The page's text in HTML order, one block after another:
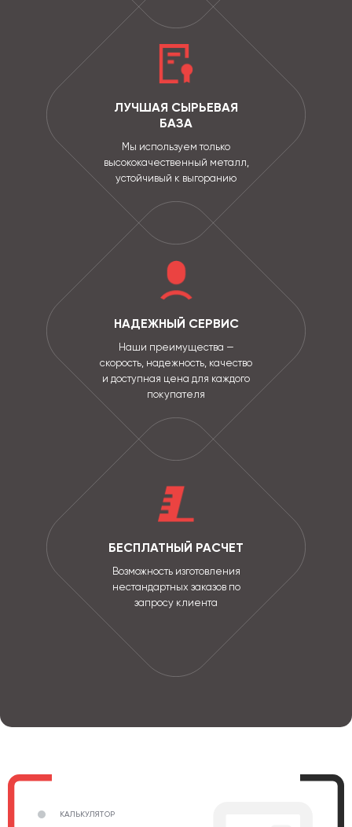
ЛУЧШАЯ СЫРЬЕВАЯ
БАЗА
Мы используем только
высококачественный металл,
устойчивый к выгоранию
НАДЕЖНЫЙ СЕРВИС
Наши преимущества —
скорость, надежность, качество
и доступная цена для каждого
покупателя
БЕСПЛАТНЫЙ РАСЧЕТ
Возможность изготовления
нестандартных заказов по
запросу клиента
КАЛЬКУЛЯТОР